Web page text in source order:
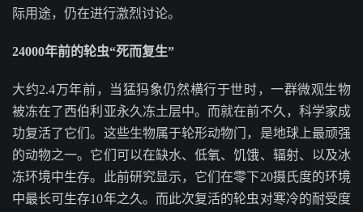
际用途，仍在进行激烈讨论。
24000年前的轮虫“死而复生”
大约2.4万年前，当猛犸象仍然横行于世时，一群微观生物
被冻在了西伯利亚永久冻土层中。而就在前不久，科学家成
功复活了它们。这些生物属于轮形动物门，是地球上最顽强
的动物之一。它们可以在缺水、低氧、饥饿、辐射、以及冰
冻环境中生存。此前研究显示，它们在零下20摄氏度的环境
中最长可生存10年之久。而此次复活的轮虫对寒冷的耐受度